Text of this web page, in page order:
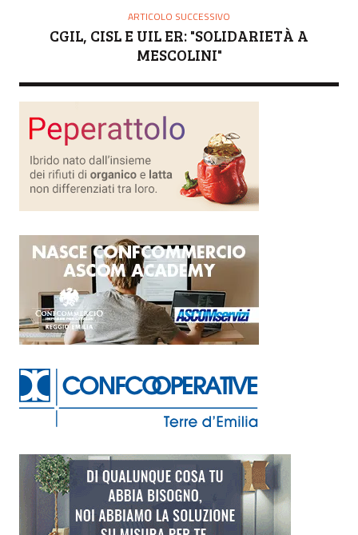
ARTICOLO SUCCESSIVO
CGIL, CISL E UIL ER: "SOLIDARIETÀ A
MESCOLINI"